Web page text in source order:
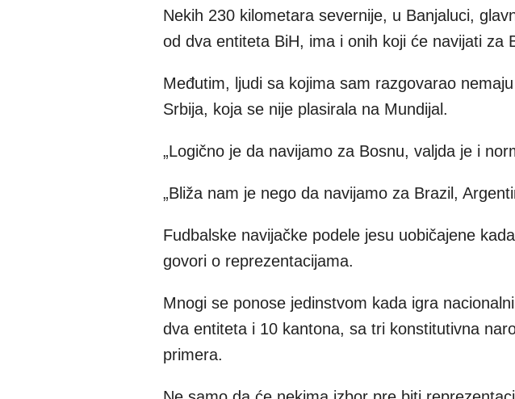
Nekih 230 kilometara severnije, u Banjaluci,
od dva entiteta BiH, ima i onih koji će navijati za
Međutim, ljudi sa kojima sam razgovarao
Srbija, koja se nije plasirala na Mundijal.
„Logično je da navijamo za Bosnu, valjda je i
„Bliža nam je nego da navijamo za Brazil,
Fudbalske navijačke podele jesu uobičajene
govori o reprezentacijama.
Mnogi se ponose jedinstvom kada igra
dva entiteta i 10 kantona, sa tri konstitutivna
primera.